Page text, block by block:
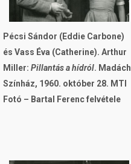
Pécsi Sándor (Eddie Carbone)
és Vass Éva (Catherine). Arthur
Miller: Pillantás a hídról. Madách
Színház, 1960. október 28. MTI
Fotó – Bartal Ferenc felvétele
Image